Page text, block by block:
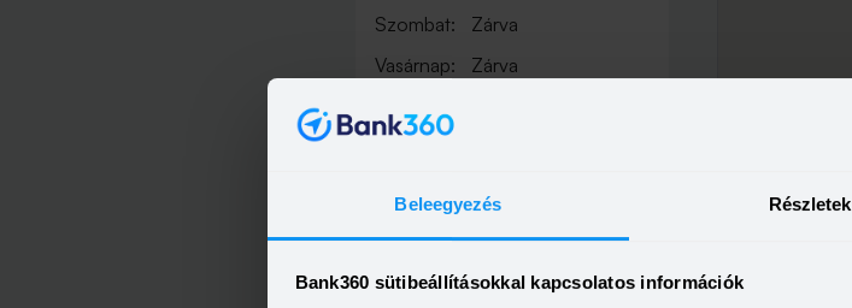
Beleegyezés Részletek
Bank360 sütibeállításokkal kapcsolatos információk
Szombat:
Zárva
Vasárnap:
Zárva